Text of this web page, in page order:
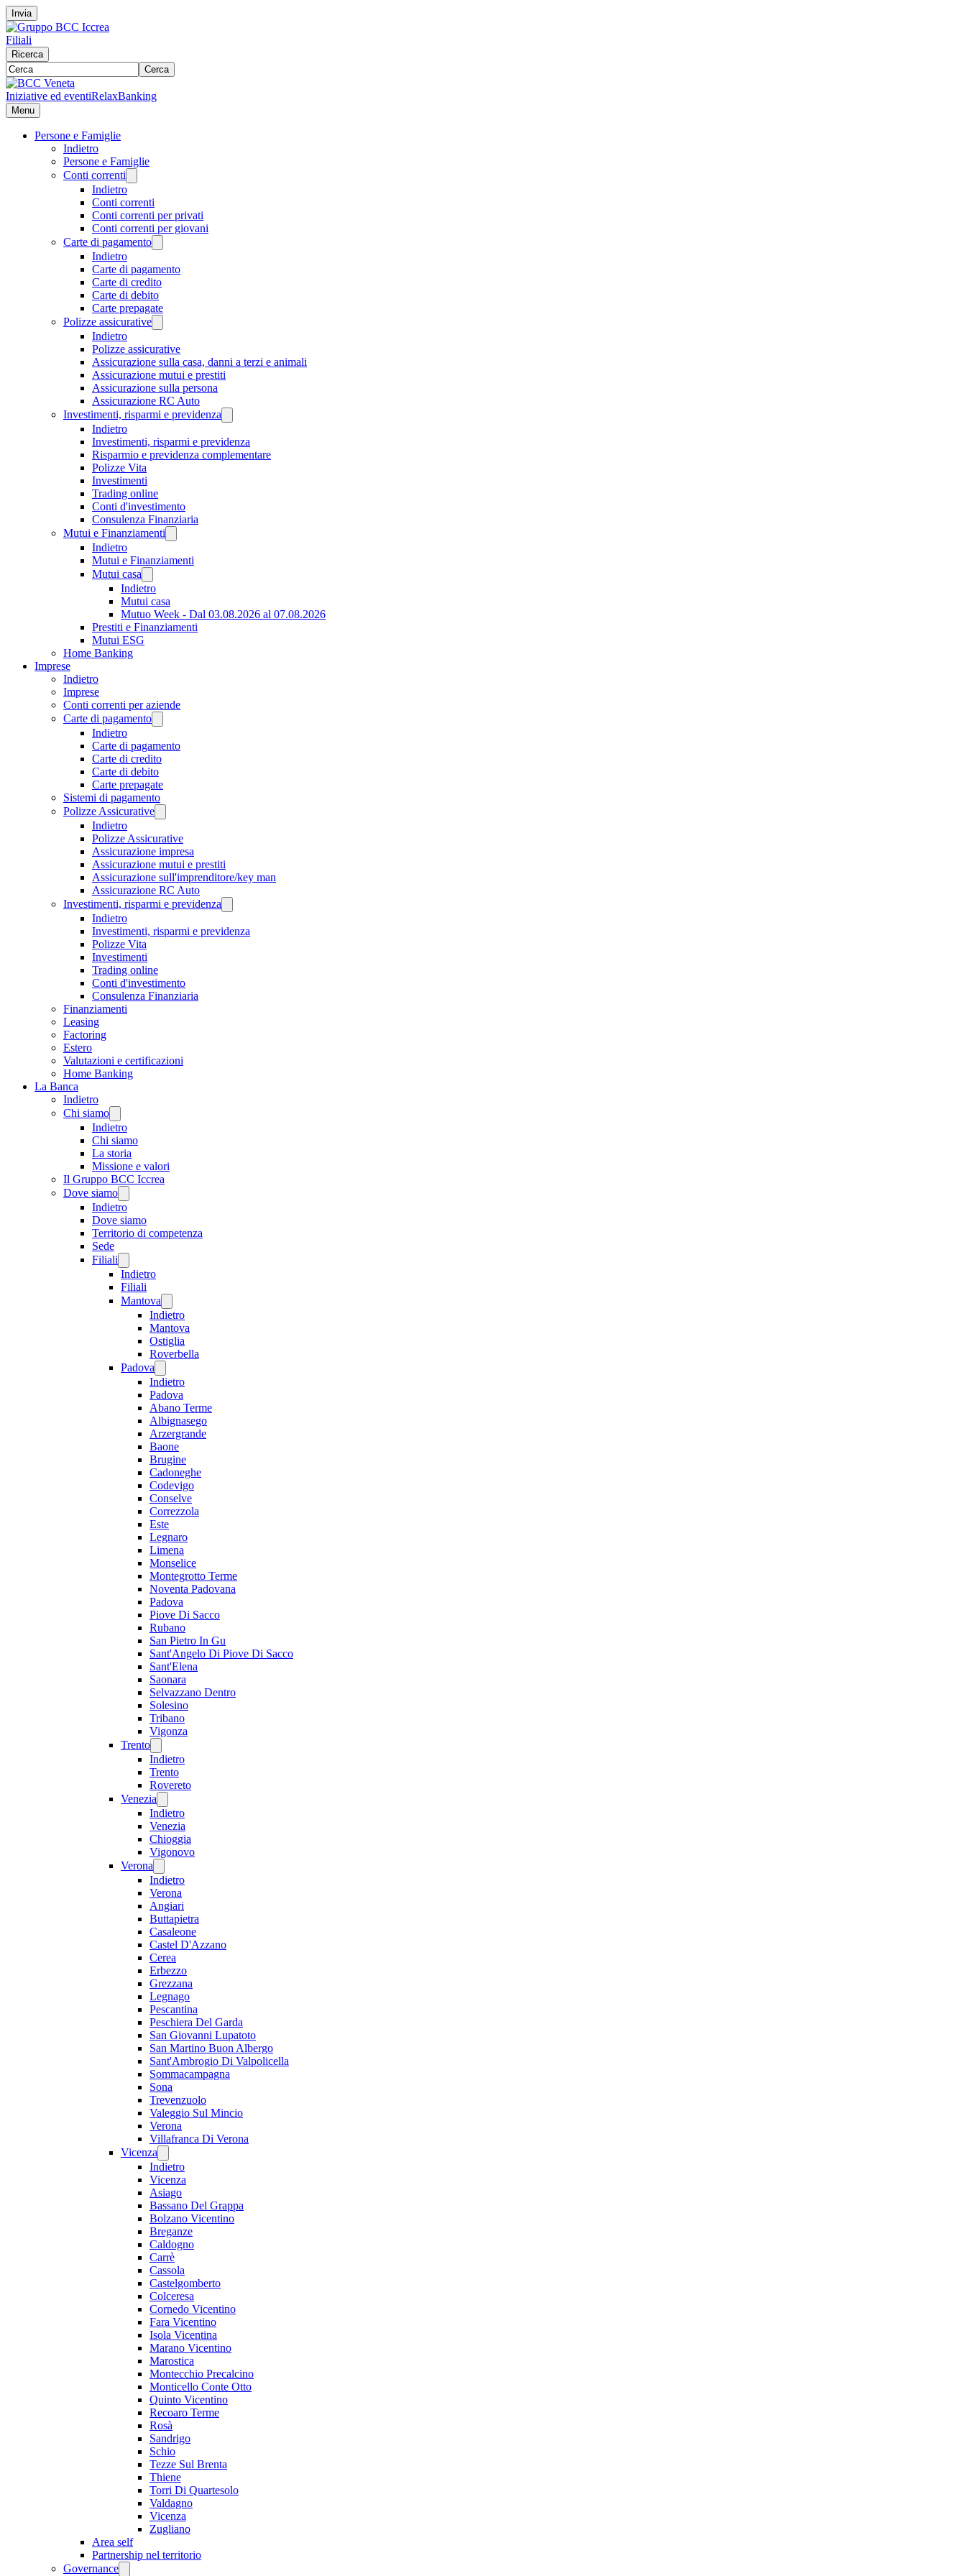
Invia
Filiali
Ricerca
Cerca
Iniziative ed eventiRelaxBanking
Menu
Persone e Famiglie
Indietro
Persone e Famiglie
Conti correnti
Indietro
Conti correnti
Conti correnti per privati
Conti correnti per giovani
Carte di pagamento
Indietro
Carte di pagamento
Carte di credito
Carte di debito
Carte prepagate
Polizze assicurative
Indietro
Polizze assicurative
Assicurazione sulla casa, danni a terzi e animali
Assicurazione mutui e prestiti
Assicurazione sulla persona
Assicurazione RC Auto
Investimenti, risparmi e previdenza
Indietro
Investimenti, risparmi e previdenza
Risparmio e previdenza complementare
Polizze Vita
Investimenti
Trading online
Conti d'investimento
Consulenza Finanziaria
Mutui e Finanziamenti
Indietro
Mutui e Finanziamenti
Mutui casa
Indietro
Mutui casa
Mutuo Week - Dal 03.08.2026 al 07.08.2026
Prestiti e Finanziamenti
Mutui ESG
Home Banking
Imprese
Indietro
Imprese
Conti correnti per aziende
Carte di pagamento
Indietro
Carte di pagamento
Carte di credito
Carte di debito
Carte prepagate
Sistemi di pagamento
Polizze Assicurative
Indietro
Polizze Assicurative
Assicurazione impresa
Assicurazione mutui e prestiti
Assicurazione sull'imprenditore/key man
Assicurazione RC Auto
Investimenti, risparmi e previdenza
Indietro
Investimenti, risparmi e previdenza
Polizze Vita
Investimenti
Trading online
Conti d'investimento
Consulenza Finanziaria
Finanziamenti
Leasing
Factoring
Estero
Valutazioni e certificazioni
Home Banking
La Banca
Indietro
Chi siamo
Indietro
Chi siamo
La storia
Missione e valori
Il Gruppo BCC Iccrea
Dove siamo
Indietro
Dove siamo
Territorio di competenza
Sede
Filiali
Indietro
Filiali
Mantova
Indietro
Mantova
Ostiglia
Roverbella
Padova
Indietro
Padova
Abano Terme
Albignasego
Arzergrande
Baone
Brugine
Cadoneghe
Codevigo
Conselve
Correzzola
Este
Legnaro
Limena
Monselice
Montegrotto Terme
Noventa Padovana
Padova
Piove Di Sacco
Rubano
San Pietro In Gu
Sant'Angelo Di Piove Di Sacco
Sant'Elena
Saonara
Selvazzano Dentro
Solesino
Tribano
Vigonza
Trento
Indietro
Trento
Rovereto
Venezia
Indietro
Venezia
Chioggia
Vigonovo
Verona
Indietro
Verona
Angiari
Buttapietra
Casaleone
Castel D'Azzano
Cerea
Erbezzo
Grezzana
Legnago
Pescantina
Peschiera Del Garda
San Giovanni Lupatoto
San Martino Buon Albergo
Sant'Ambrogio Di Valpolicella
Sommacampagna
Sona
Trevenzuolo
Valeggio Sul Mincio
Verona
Villafranca Di Verona
Vicenza
Indietro
Vicenza
Asiago
Bassano Del Grappa
Bolzano Vicentino
Breganze
Caldogno
Carrè
Cassola
Castelgomberto
Colceresa
Cornedo Vicentino
Fara Vicentino
Isola Vicentina
Marano Vicentino
Marostica
Montecchio Precalcino
Monticello Conte Otto
Quinto Vicentino
Recoaro Terme
Rosà
Sandrigo
Schio
Tezze Sul Brenta
Thiene
Torri Di Quartesolo
Valdagno
Vicenza
Zugliano
Area self
Partnership nel territorio
Governance